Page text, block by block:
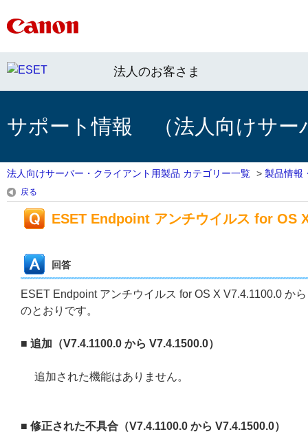
法人のお客さま
サポート情報 （法人向けサー
法人向けサーバー・クライアント用製品 カテゴリー一覧 > 製品情報
戻る
ESET Endpoint アンチウイルス for OS
回答
ESET Endpoint アンチウイルス for OS X V7.4.1100.0 か
のとおりです。
■ 追加（V7.4.1100.0 から V7.4.1500.0）
追加された機能はありません。
■ 修正された不具合（V7.4.1100.0 から V7.4.1500.0）